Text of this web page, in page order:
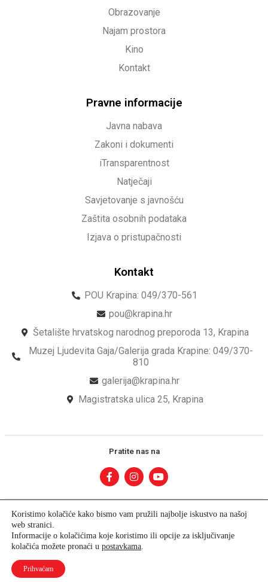
Obrazovanje
Najam prostora
Kino
Kontakt
Pravne informacije
Javna nabava
Zakoni i dokumenti
iTransparentnost
Natječaji
Savjetovanje s javnošću
Zaštita osobnih podataka
Izjava o pristupačnosti
Kontakt
POU Krapina: 049/370-561
pou@krapina.hr
Šetalište hrvatskog narodnog preporoda 13, Krapina
Muzej Ljudevita Gaja/Galerija grada Krapine: 049/370-
810
galerija@krapina.hr
Magistratska ulica 25, Krapina
Pratite nas na
© Copyright – Pučko Otvoreno Učilište Krapina
Koristimo kolačiće kako bismo vam pružili najbolje iskustvo na našoj
web stranici.
Informacije o kolačićima koje koristimo ili opcije za isključivanje
kolačića možete pronaći u postavkama.
Prihvaćam